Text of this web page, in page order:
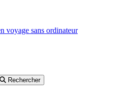
voyage sans ordinateur
Rechercher